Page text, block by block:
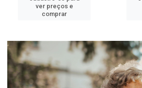
ver preços e
comprar